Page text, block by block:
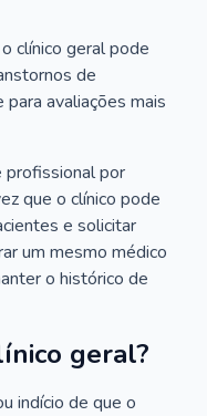
clínico geral pode
de
avaliações mais
profissional por
que o clínico pode
e solicitar
um mesmo médico
o histórico de
geral?
indício de que o